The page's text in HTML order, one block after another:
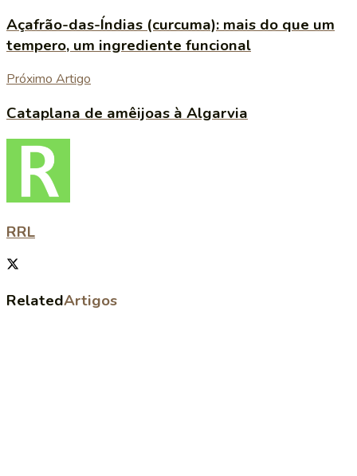
Açafrão-das-Índias (curcuma): mais do que um
tempero, um ingrediente funcional
Próximo Artigo
Cataplana de amêijoas à Algarvia
RRL
RelatedArtigos